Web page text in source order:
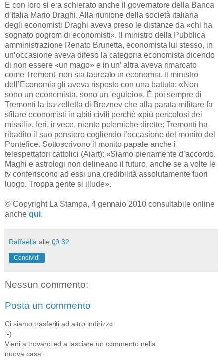
E con loro si era schierato anche il governatore della Banca
d’Italia Mario Draghi. Alla riunione della società italiana
degli economisti Draghi aveva preso le distanze da «chi ha
sognato pogrom di economisti». Il ministro della Pubblica
amministrazione Renato Brunetta, economista lui stesso, in
un’occasione aveva difeso la categoria economista dicendo
di non essere «un mago» e in un’ altra aveva rimarcato
come Tremonti non sia laureato in economia. Il ministro
dell’Economia gli aveva risposto con una battuta: «Non
sono un economista, sono un leguleio». È poi sempre di
Tremonti la barzelletta di Breznev che alla parata militare fa
sfilare economisti in abiti civili perché «più pericolosi dei
missili». Ieri, invece, niente polemiche dirette: Tremonti ha
ribadito il suo pensiero cogliendo l’occasione del monito del
Pontefice. Sottoscrivono il monito papale anche i
telespettatori cattolici (Aiart): «Siamo pienamente d’accordo.
Maghi e astrologi non delineano il futuro, anche se a volte le
tv conferiscono ad essi una credibilità assolutamente fuori
luogo. Troppa gente si illude».
© Copyright La Stampa, 4 gennaio 2010 consultabile online
anche qui.
Raffaella alle 09:32
Condividi
Nessun commento:
Posta un commento
Ci siamo trasferiti ad altro indirizzo
:-)
Vieni a trovarci ed a lasciare un commento nella
nuova casa: